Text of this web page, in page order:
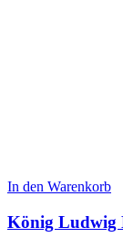
In den Warenkorb
König Ludwig